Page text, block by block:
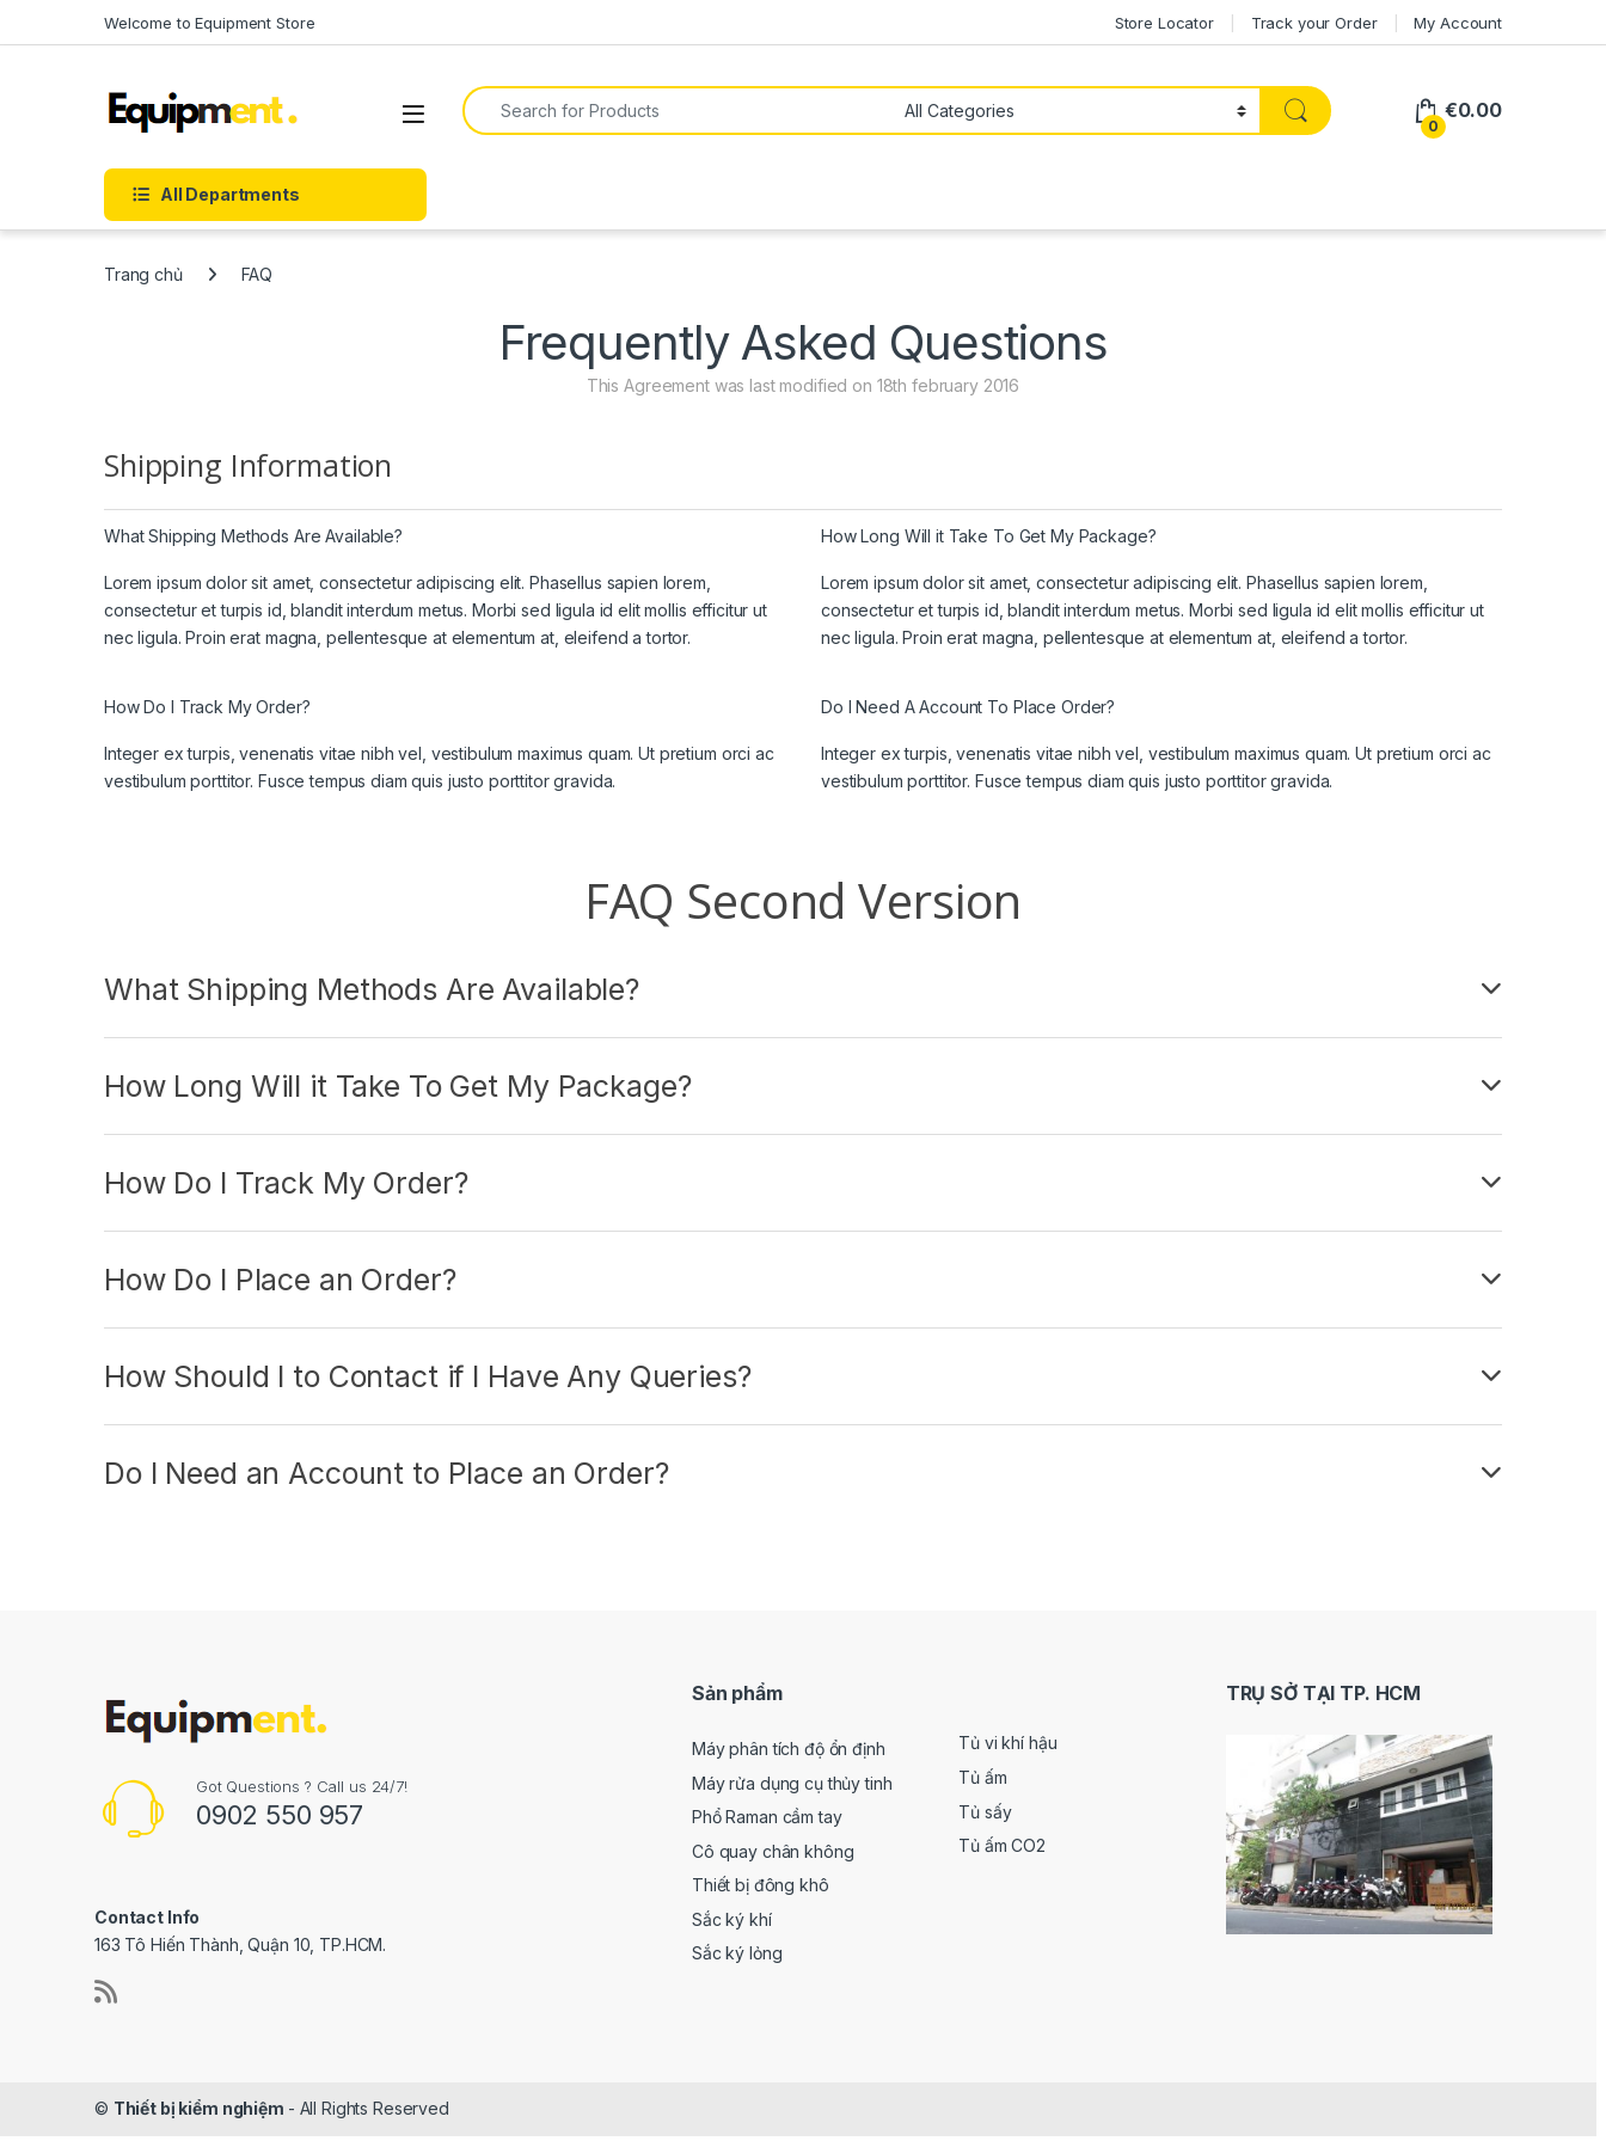
Welcome to Equipment Store Store Locator Track your Order My Account
Search for:
0
€0.00
All Departments
Trang chủ FAQ
Frequently Asked Questions
This Agreement was last modified on 18th february 2016
Shipping Information
What Shipping Methods Are Available?
Lorem ipsum dolor sit amet, consectetur adipiscing elit. Phasellus sapien lorem,
consectetur et turpis id, blandit interdum metus. Morbi sed ligula id elit mollis efficitur ut
nec ligula. Proin erat magna, pellentesque at elementum at, eleifend a tortor.
How Long Will it Take To Get My Package?
Lorem ipsum dolor sit amet, consectetur adipiscing elit. Phasellus sapien lorem,
consectetur et turpis id, blandit interdum metus. Morbi sed ligula id elit mollis efficitur ut
nec ligula. Proin erat magna, pellentesque at elementum at, eleifend a tortor.
How Do I Track My Order?
Integer ex turpis, venenatis vitae nibh vel, vestibulum maximus quam. Ut pretium orci ac
vestibulum porttitor. Fusce tempus diam quis justo porttitor gravida.
Do I Need A Account To Place Order?
Integer ex turpis, venenatis vitae nibh vel, vestibulum maximus quam. Ut pretium orci ac
vestibulum porttitor. Fusce tempus diam quis justo porttitor gravida.
FAQ Second Version
What Shipping Methods Are Available?
How Long Will it Take To Get My Package?
How Do I Track My Order?
How Do I Place an Order?
How Should I to Contact if I Have Any Queries?
Do I Need an Account to Place an Order?
Got Questions ? Call us 24/7!
0902 550 957
Contact Info
163 Tô Hiến Thành, Quận 10, TP.HCM.
Sản phẩm
Máy phân tích độ ổn định
Máy rửa dụng cụ thủy tinh
Phổ Raman cầm tay
Cô quay chân không
Thiết bị đông khô
Sắc ký khí
Sắc ký lỏng
Tủ vi khí hậu
Tủ ấm
Tủ sấy
Tủ ấm CO2
TRỤ SỞ TẠI TP. HCM
© Thiết bị kiểm nghiệm - All Rights Reserved